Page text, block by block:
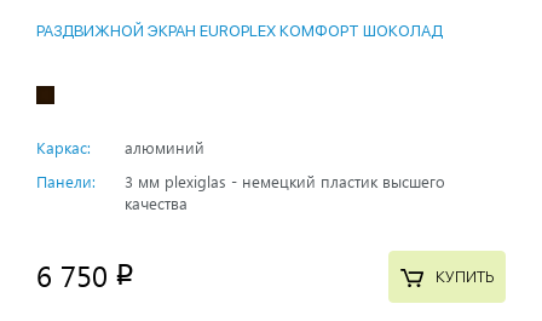
РАЗДВИЖНОЙ ЭКРАН EUROPLEX КОМФОРТ ШОКОЛАД
Каркас:
алюминий
Панели:
3 мм plexiglas - немецкий пластик высшего
качества
6 750 p КУПИТЬ